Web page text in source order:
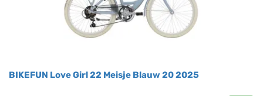
BIKEFUN Love Girl 22 Meisje Blauw 20 2025